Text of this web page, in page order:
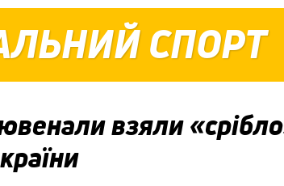
СПОРТ
взяли